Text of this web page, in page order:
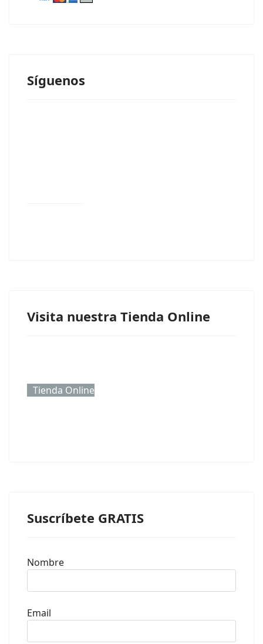
Síguenos
Visita nuestra Tienda Online
Tienda Online
Suscríbete GRATIS
Nombre
Email